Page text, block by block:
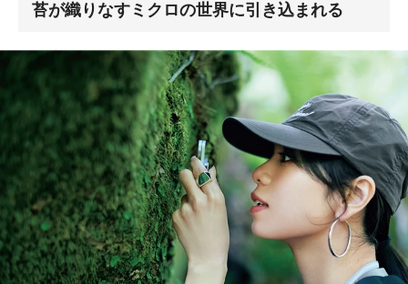
苔が織りなすミクロの世界に引き込まれる